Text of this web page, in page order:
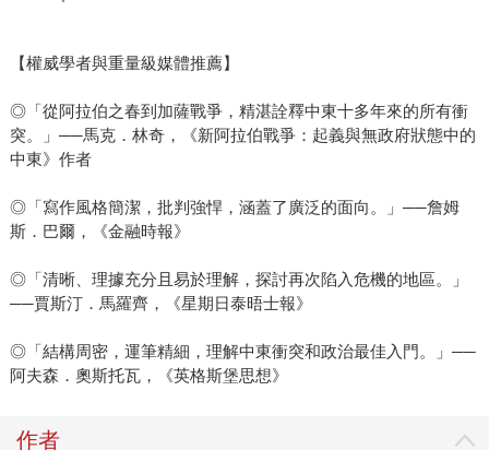
【權威學者與重量級媒體推薦】
◎「從阿拉伯之春到加薩戰爭，精湛詮釋中東十多年來的所有衝
突。」──馬克．林奇，《新阿拉伯戰爭：起義與無政府狀態中的
中東》作者
◎「寫作風格簡潔，批判強悍，涵蓋了廣泛的面向。」──詹姆
斯．巴爾，《金融時報》
◎「清晰、理據充分且易於理解，探討再次陷入危機的地區。」
──賈斯汀．馬羅齊，《星期日泰晤士報》
◎「結構周密，運筆精細，理解中東衝突和政治最佳入門。」──
阿夫森．奧斯托瓦，《英格斯堡思想》
作者